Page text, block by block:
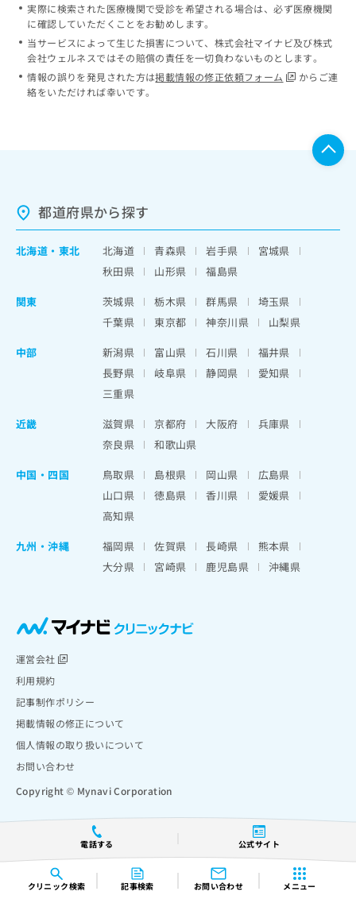
クリニック検索 記事検索 お問い合わせ メニュー
電話する 公式サイト
実際に検索された医療機関で受診を希望される場合は、必ず医療機関
に確認していただくことをお勧めします。
当サービスによって生じた損害について、株式会社マイナビ及び株式
会社ウェルネスではその賠償の責任を一切負わないものとします。
情報の誤りを発見された方は掲載情報の修正依頼フォーム
からご連
絡をいただければ幸いです。
都道府県から探す
北海道 ・ 東北 北海道 青森県 岩手県
宮城県
秋田県
山形県
福島県
関東
茨城県 栃木県 群馬県
埼玉県
千葉県
東京都 神奈川県
山梨県
中部
新潟県 富山県 石川県
福井県
長野県
岐阜県 静岡県
愛知県
三重県
近畿
滋賀県 京都府 大阪府
兵庫県
奈良県
和歌山県
中国・四国
鳥取県 島根県 岡山県
広島県
山口県
徳島県 香川県
愛媛県
高知県
九州・沖縄
福岡県 佐賀県 長崎県
熊本県
大分県
宮崎県 鹿児島県 沖縄県
運営会社
利用規約
記事制作ポリシー
掲載情報の修正について
個人情報の取り扱いについて
お問い合わせ
Copyright © Mynavi Corporation